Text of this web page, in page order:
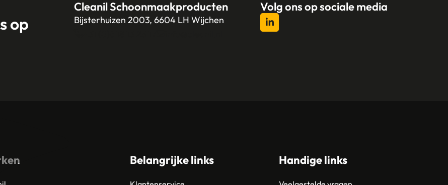
op
Cleanil Schoonmaakproducten
Bijsterhuizen 2003, 6604 LH Wijchen
Volg ons op sociale media
Belangrijke links Handige links